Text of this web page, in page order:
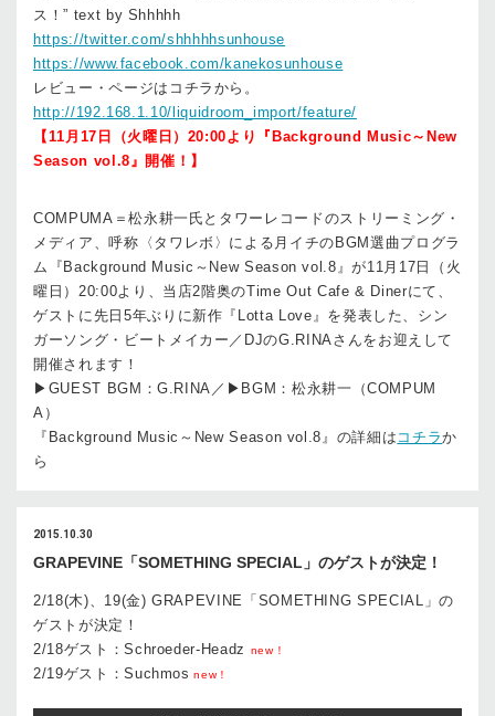
ス！” text by Shhhhh
https://twitter.com/shhhhhsunhouse
https://www.facebook.com/kanekosunhouse
レビュー・ページはコチラから。
http://192.168.1.10/liquidroom_import/feature/
【11月17日（火曜日）20:00より『Background Music～New
Season vol.8』開催！】
COMPUMA＝松永耕一氏とタワーレコードのストリーミング・
メディア、呼称〈タワレボ〉による月イチのBGM選曲プログラ
ム『Background Music～New Season vol.8』が11月17日（火
曜日）20:00より、当店2階奥のTime Out Cafe & Dinerにて、
ゲストに先日5年ぶりに新作『Lotta Love』を発表した、シン
ガーソング・ビートメイカー／DJのG.RINAさんをお迎えして
開催されます！
▶GUEST BGM：G.RINA／▶BGM：松永耕一（COMPUM
A）
『Background Music～New Season vol.8』の詳細は コチラか
ら
2015.10.30
GRAPEVINE「SOMETHING SPECIAL」のゲストが決定！
2/18(木)、19(金) GRAPEVINE「SOMETHING SPECIAL」の
ゲストが決定！
2/18ゲスト：Schroeder-Headz
new！
2/19ゲスト：Suchmos new！